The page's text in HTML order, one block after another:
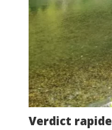
Verdict rapide